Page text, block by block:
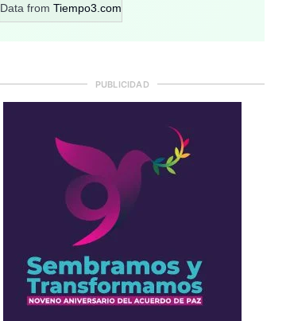
Data from Tiempo3.com
PUBLICIDAD